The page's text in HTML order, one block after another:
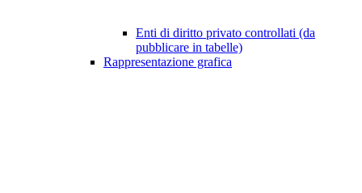
Enti di diritto privato controllati (da
pubblicare in tabelle)
Rappresentazione grafica